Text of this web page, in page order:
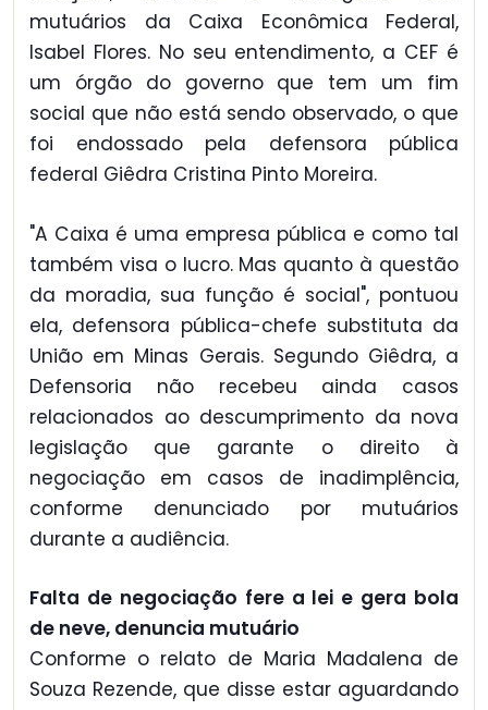
mutuários da Caixa Econômica Federal,
Isabel Flores. No seu entendimento, a CEF é
um órgão do governo que tem um fim
social que não está sendo observado, o que
foi endossado pela defensora pública
federal Giêdra Cristina Pinto Moreira.
"A Caixa é uma empresa pública e como tal
também visa o lucro. Mas quanto à questão
da moradia, sua função é social", pontuou
ela, defensora pública-chefe substituta da
União em Minas Gerais. Segundo Giêdra, a
Defensoria não recebeu ainda casos
relacionados ao descumprimento da nova
legislação que garante o direito à
negociação em casos de inadimplência,
conforme denunciado por mutuários
durante a audiência.
Falta de negociação fere a lei e gera bola
de neve, denuncia mutuário
Conforme o relato de Maria Madalena de
Souza Rezende, que disse estar aguardando